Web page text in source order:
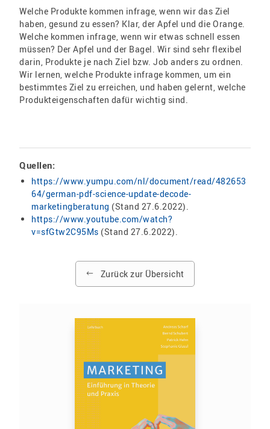
Welche Produkte kommen infrage, wenn wir das Ziel
haben, gesund zu essen? Klar, der Apfel und die Orange.
Welche kommen infrage, wenn wir etwas schnell essen
müssen? Der Apfel und der Bagel. Wir sind sehr flexibel
darin, Produkte je nach Ziel bzw. Job anders zu ordnen.
Wir lernen, welche Produkte infrage kommen, um ein
bestimmtes Ziel zu erreichen, und haben gelernt, welche
Produkteigenschaften dafür wichtig sind.
Quellen:
https://www.yumpu.com/nl/document/read/482653
64/german-pdf-science-update-decode-
marketingberatung (Stand 27.6.2022).
https://www.youtube.com/watch?
v=sfGtw2C95Ms (Stand 27.6.2022).
Zurück zur Übersicht